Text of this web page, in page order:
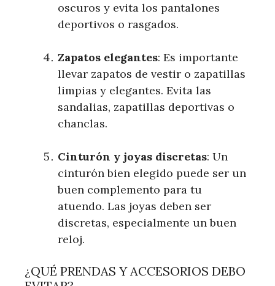
oscuros y‍ evita los pantalones
deportivos o rasgados.
Zapatos elegantes: Es importante
⁤llevar zapatos de vestir o zapatillas
limpias y ⁢elegantes. Evita las
sandalias, zapatillas deportivas o
‍chanclas.
Cinturón y joyas discretas: Un
‌cinturón bien⁢ elegido puede‌ ser un
buen complemento para tu‌
atuendo. Las joyas deben‌ ser
⁢discretas, especialmente un ‍buen
reloj.
¿QUÉ PRENDAS Y ACCESORIOS DEBO